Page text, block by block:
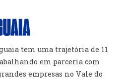
tem uma trajetória de 11
em parceria com
empresas no Vale do